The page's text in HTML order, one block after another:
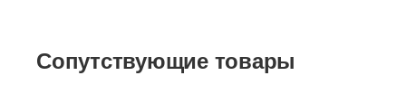
Сопутствующие товары